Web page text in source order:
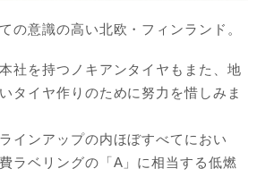
の意識の高い北欧・フィンランド。
社を持つノキアンタイヤもまた、地
タイヤ作りのために努力を惜しみま
インアップの内ほぼすべてにおい
ラベリングの「A」に相当する低燃